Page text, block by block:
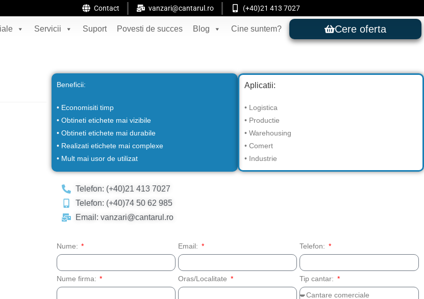
Contact vanzari@cantarul.ro (+40)21 413 7027
Servicii Suport Povesti de succes Blog Cine suntem? Cere oferta
Beneficii:
• Economisiti timp
• Obtineti etichete mai vizibile
• Obtineti etichete mai durabile
• Realizati etichete mai complexe
• Mult mai usor de utilizat
Aplicatii:
• Logistica
• Productie
• Warehousing
• Comert
• Industrie
Telefon: (+40)21 413 7027
Telefon: (+40)74 50 62 985
Email: vanzari@cantarul.ro
Nume: Email: Telefon:
Nume firma: Oras/Localitate Tip cantar: